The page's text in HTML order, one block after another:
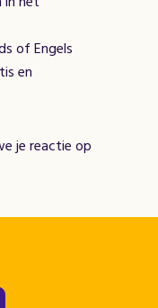
of Engels
en
je reactie op